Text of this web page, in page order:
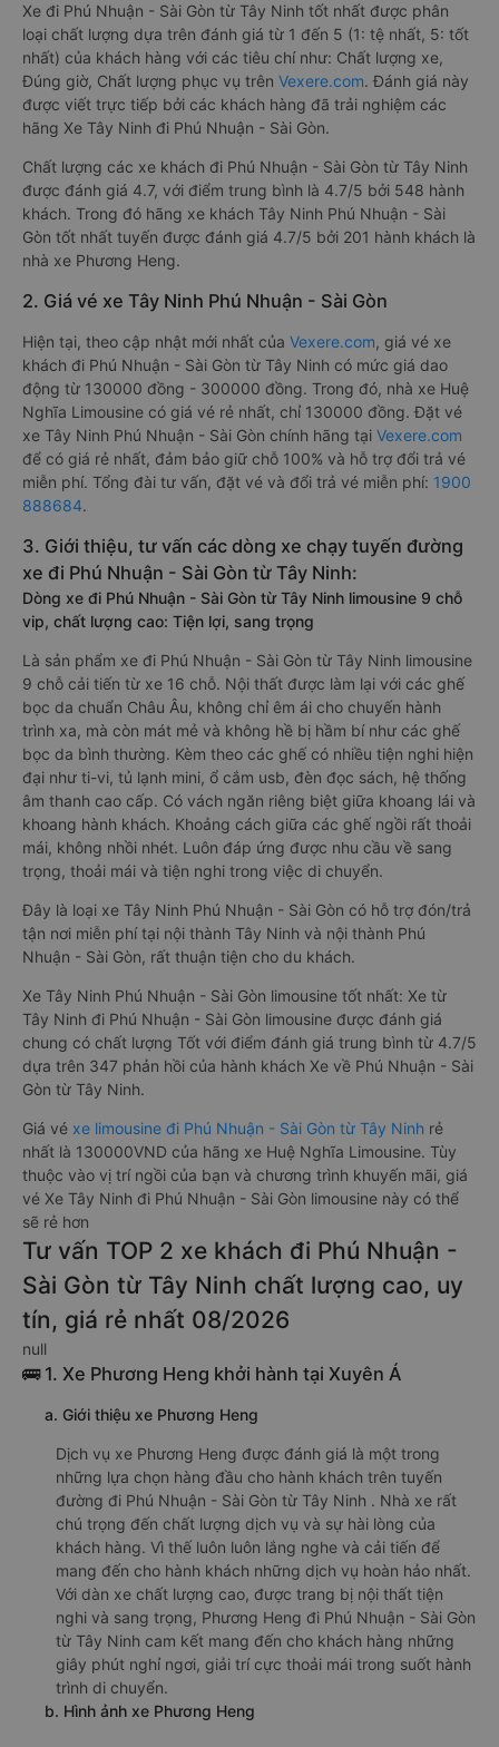
Xe đi Phú Nhuận - Sài Gòn từ Tây Ninh tốt nhất được phân
loại chất lượng dựa trên đánh giá từ 1 đến 5 (1: tệ nhất, 5: tốt
nhất) của khách hàng với các tiêu chí như: Chất lượng xe,
Đúng giờ, Chất lượng phục vụ trên Vexere.com. Đánh giá này
được viết trực tiếp bởi các khách hàng đã trải nghiệm các
hãng Xe Tây Ninh đi Phú Nhuận - Sài Gòn.
Chất lượng các xe khách đi Phú Nhuận - Sài Gòn từ Tây Ninh
được đánh giá 4.7, với điểm trung bình là 4.7/5 bởi 548 hành
khách. Trong đó hãng xe khách Tây Ninh Phú Nhuận - Sài
Gòn tốt nhất tuyến được đánh giá 4.7/5 bởi 201 hành khách là
nhà xe Phương Heng.
2. Giá vé xe Tây Ninh Phú Nhuận - Sài Gòn
Hiện tại, theo cập nhật mới nhất của Vexere.com, giá vé xe
khách đi Phú Nhuận - Sài Gòn từ Tây Ninh có mức giá dao
động từ 130000 đồng - 300000 đồng. Trong đó, nhà xe Huệ
Nghĩa Limousine có giá vé rẻ nhất, chỉ 130000 đồng. Đặt vé
xe Tây Ninh Phú Nhuận - Sài Gòn chính hãng tại Vexere.com
để có giá rẻ nhất, đảm bảo giữ chỗ 100% và hỗ trợ đổi trả vé
miễn phí. Tổng đài tư vấn, đặt vé và đổi trả vé miễn phí: 1900
888684.
3. Giới thiệu, tư vấn các dòng xe chạy tuyến đường
xe đi Phú Nhuận - Sài Gòn từ Tây Ninh:
Dòng xe đi Phú Nhuận - Sài Gòn từ Tây Ninh limousine 9 chỗ
vip, chất lượng cao: Tiện lợi, sang trọng
Là sản phẩm xe đi Phú Nhuận - Sài Gòn từ Tây Ninh limousine
9 chỗ cải tiến từ xe 16 chỗ. Nội thất được làm lại với các ghế
bọc da chuẩn Châu Âu, không chỉ êm ái cho chuyến hành
trình xa, mà còn mát mẻ và không hề bị hầm bí như các ghế
bọc da bình thường. Kèm theo các ghế có nhiều tiện nghi hiện
đại như ti-vi, tủ lạnh mini, ổ cắm usb, đèn đọc sách, hệ thống
âm thanh cao cấp. Có vách ngăn riêng biệt giữa khoang lái và
khoang hành khách. Khoảng cách giữa các ghế ngồi rất thoải
mái, không nhồi nhét. Luôn đáp ứng được nhu cầu về sang
trọng, thoải mái và tiện nghi trong việc di chuyển.
Đây là loại xe Tây Ninh Phú Nhuận - Sài Gòn có hỗ trợ đón/trả
tận nơi miễn phí tại nội thành Tây Ninh và nội thành Phú
Nhuận - Sài Gòn, rất thuận tiện cho du khách.
Xe Tây Ninh Phú Nhuận - Sài Gòn limousine tốt nhất: Xe từ
Tây Ninh đi Phú Nhuận - Sài Gòn limousine được đánh giá
chung có chất lượng Tốt với điểm đánh giá trung bình từ 4.7/5
dựa trên 347 phản hồi của hành khách Xe về Phú Nhuận - Sài
Gòn từ Tây Ninh.
Giá vé xe limousine đi Phú Nhuận - Sài Gòn từ Tây Ninh rẻ
nhất là 130000VND của hãng xe Huệ Nghĩa Limousine. Tùy
thuộc vào vị trí ngồi của bạn và chương trình khuyến mãi, giá
vé Xe Tây Ninh đi Phú Nhuận - Sài Gòn limousine này có thể
sẽ rẻ hơn
Tư vấn TOP 2 xe khách đi Phú Nhuận -
Sài Gòn từ Tây Ninh chất lượng cao, uy
tín, giá rẻ nhất 08/2026
null
🚌 1. Xe Phương Heng khởi hành tại Xuyên Á
a. Giới thiệu xe Phương Heng
Dịch vụ xe Phương Heng được đánh giá là một trong
những lựa chọn hàng đầu cho hành khách trên tuyến
đường đi Phú Nhuận - Sài Gòn từ Tây Ninh . Nhà xe rất
chú trọng đến chất lượng dịch vụ và sự hài lòng của
khách hàng. Vì thế luôn luôn lắng nghe và cải tiến để
mang đến cho hành khách những dịch vụ hoàn hảo nhất.
Với dàn xe chất lượng cao, được trang bị nội thất tiện
nghi và sang trọng, Phương Heng đi Phú Nhuận - Sài Gòn
từ Tây Ninh cam kết mang đến cho khách hàng những
giây phút nghỉ ngơi, giải trí cực thoải mái trong suốt hành
trình di chuyển.
b. Hình ảnh xe Phương Heng